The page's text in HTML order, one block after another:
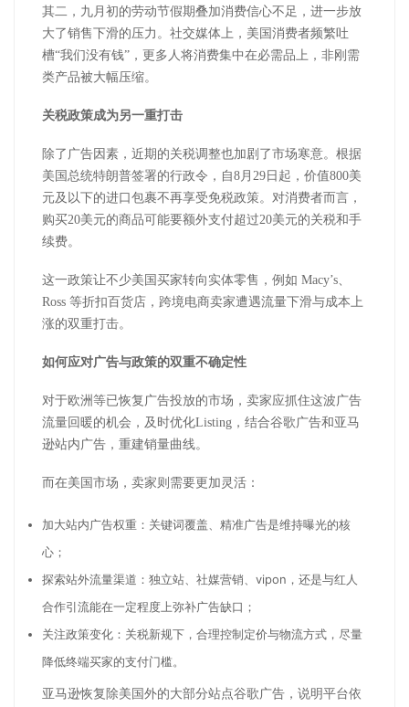
其二，九月初的劳动节假期叠加消费信心不足，进一步放
大了销售下滑的压力。社交媒体上，美国消费者频繁吐
槽“我们没有钱”，更多人将消费集中在必需品上，非刚需
类产品被大幅压缩。
关税政策成为另一重打击
除了广告因素，近期的关税调整也加剧了市场寒意。根据
美国总统特朗普签署的行政令，自8月29日起，价值800美
元及以下的进口包裹不再享受免税政策。对消费者而言，
购买20美元的商品可能要额外支付超过20美元的关税和手
续费。
这一政策让不少美国买家转向实体零售，例如 Macy’s、
Ross 等折扣百货店，跨境电商卖家遭遇流量下滑与成本上
涨的双重打击。
如何应对广告与政策的双重不确定性
对于欧洲等已恢复广告投放的市场，卖家应抓住这波广告
流量回暖的机会，及时优化Listing，结合谷歌广告和亚马
逊站内广告，重建销量曲线。
而在美国市场，卖家则需要更加灵活：
加大站内广告权重：关键词覆盖、精准广告是维持曝光的核
心；
探索站外流量渠道：独立站、社媒营销、vipon，还是与红人
合作引流能在一定程度上弥补广告缺口；
关注政策变化：关税新规下，合理控制定价与物流方式，尽量
降低终端买家的支付门槛。
亚马逊恢复除美国外的大部分站点谷歌广告，说明平台依